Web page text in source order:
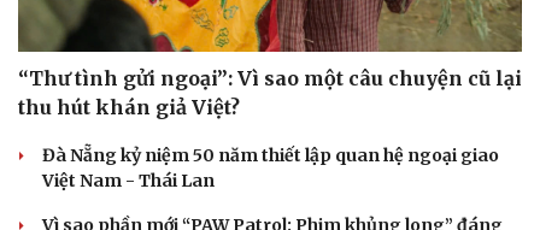
“Thư tình gửi ngoại”: Vì sao một câu chuyện cũ lại
thu hút khán giả Việt?
Đà Nẵng kỷ niệm 50 năm thiết lập quan hệ ngoại giao
Việt Nam - Thái Lan
Vì sao phần mới “PAW Patrol: Phim khủng long” đáng